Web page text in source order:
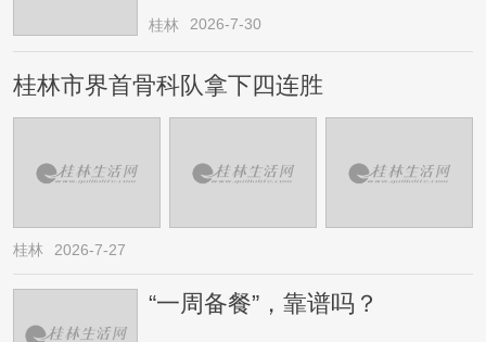
→
桂林 2026-7-30
桂林市界首骨科队拿下四连胜
桂林 2026-7-27
“一周备餐”，靠谱吗？